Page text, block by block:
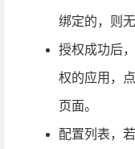
绑定的，则
授权成功后
权的应用，
页面。
配置列表，